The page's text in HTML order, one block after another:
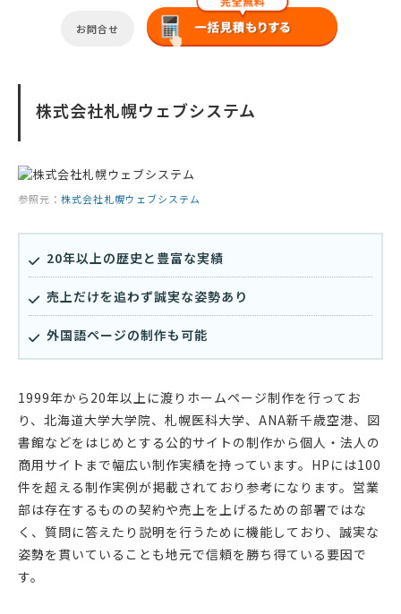
お問合せ
株式会社札幌ウェブシステム
参照元： 株式会社札幌ウェブシステム
20年以上の歴史と豊富な実績
売上だけを追わず誠実な姿勢あり
外国語ページの制作も可能
1999年から20年以上に渡りホームページ制作を行ってお
り、北海道大学大学院、札幌医科大学、ANA新千歳空港、図
書館などをはじめとする公的サイトの制作から個人・法人の
商用サイトまで幅広い制作実績を持っています。HPには100
件を超える制作実例が掲載されており参考になります。営業
部は存在するものの契約や売上を上げるための部署ではな
く、質問に答えたり説明を行うために機能しており、誠実な
姿勢を貫いていることも地元で信頼を勝ち得ている要因で
す。